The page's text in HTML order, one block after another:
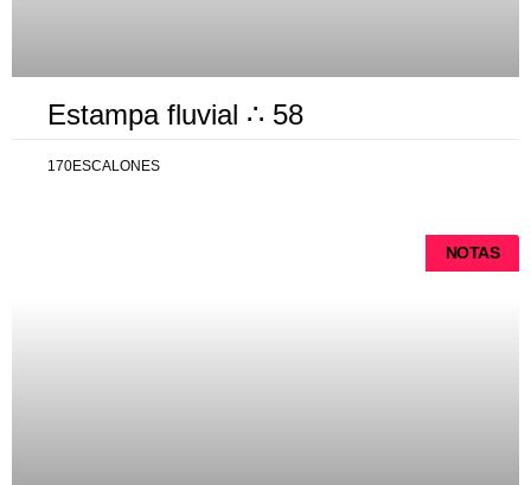
Estampa fluvial ∴ 58
170ESCALONES
NOTAS